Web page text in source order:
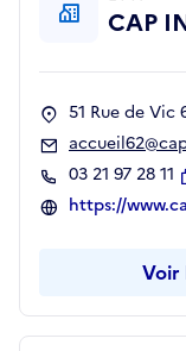
CAP
51 Rue de Vic
03 21 97 28 11
https://
Voir